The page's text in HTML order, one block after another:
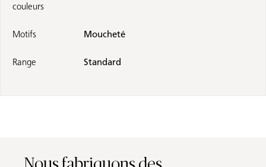
couleurs
Motifs Moucheté
Range Standard